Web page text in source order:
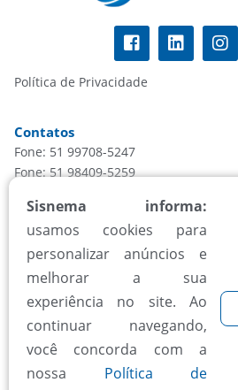
Política de Privacidade
Contatos
Fone: 51 99708-5247
Fone: 51 98409-5259
Segunda à sexta, das 8h às 18h
Aceitamos todos cartões
Sisnema informa:
usamos cookies para
personalizar anúncios e
melhorar a sua
experiência no site. Ao
continuar navegando,
você concorda com a
nossa Política de